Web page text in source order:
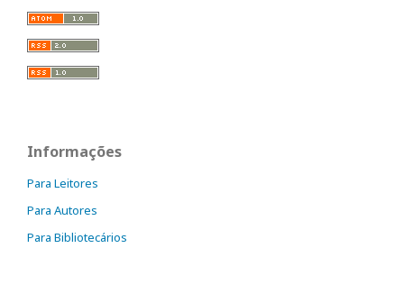
Informações
Para Leitores
Para Autores
Para Bibliotecários